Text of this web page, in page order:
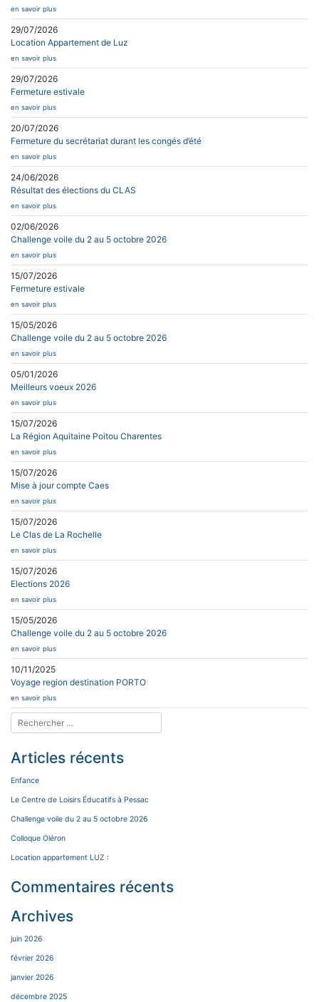
en savoir plus
29/07/2026
Location Appartement de Luz
en savoir plus
29/07/2026
Fermeture estivale
en savoir plus
20/07/2026
Fermeture du secrétariat durant les congés d’été
en savoir plus
24/06/2026
Résultat des élections du CLAS
en savoir plus
02/06/2026
Challenge voile du 2 au 5 octobre 2026
en savoir plus
15/07/2026
Fermeture estivale
en savoir plus
15/05/2026
Challenge voile du 2 au 5 octobre 2026
en savoir plus
05/01/2026
Meilleurs voeux 2026
en savoir plus
15/07/2026
La Région Aquitaine Poitou Charentes
en savoir plus
15/07/2026
Mise à jour compte Caes
en savoir plus
15/07/2026
Le Clas de La Rochelle
en savoir plus
15/07/2026
Elections 2026
en savoir plus
15/05/2026
Challenge voile du 2 au 5 octobre 2026
en savoir plus
10/11/2025
Voyage region destination PORTO
en savoir plus
Articles récents
Enfance
Le Centre de Loisirs Éducatifs à Pessac
Challenge voile du 2 au 5 octobre 2026
Colloque Oléron
Location appartement LUZ :
Commentaires récents
Archives
juin 2026
février 2026
janvier 2026
décembre 2025